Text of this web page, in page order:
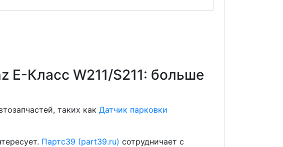
E-Класс W211/S211: больше
таких как Датчик парковки
Партс39 (part39.ru) сотрудничает с